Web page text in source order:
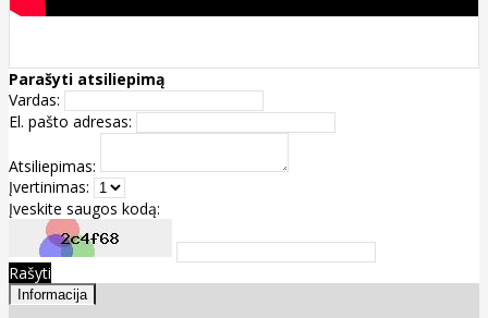
Parašyti atsiliepimą
Vardas:
El. pašto adresas:
Atsiliepimas:
Įvertinimas:
Įveskite saugos kodą:
Rašyti
Informacija